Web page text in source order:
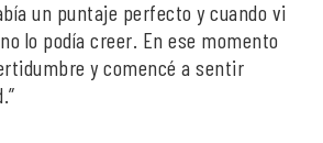
un puntaje perfecto y cuando vi
lo podía creer. En ese momento
y comencé a sentir